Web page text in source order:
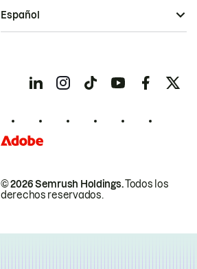
© 2026 Semrush Holdings.Todos los
derechos reservados.
Español